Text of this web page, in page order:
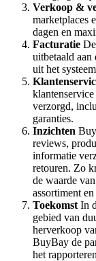
Verkoop &
marketplaces
dagen en
Facturatie
uitbetaald aan
uit het
verzorgd,
garanties.
Inzichten
reviews,
informatie
retouren. Zo
de waarde
assortiment
Toekomst In
gebied van
herverkoop
BuyBay de
het